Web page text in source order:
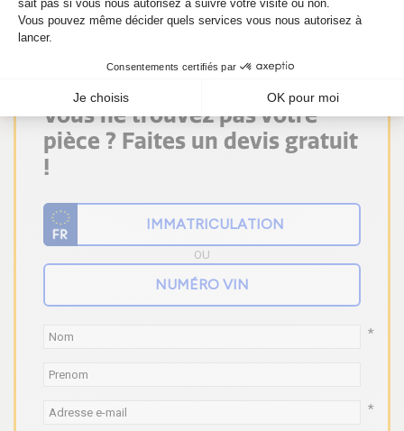
Vous ne trouvez pas votre
pièce ? Faites un devis gratuit
!
OU
*
*